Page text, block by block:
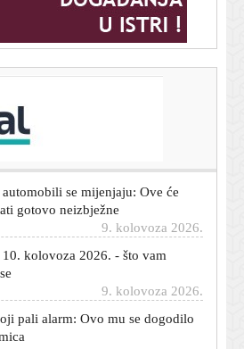
dizelu, BMW ima vijest koja će
automobili se mijenjaju: Ove će
gotovo neizbježne
9. kolovoza 2026.
kolovoza 2026. - što vam
pali alarm: Ovo mu se dogodilo